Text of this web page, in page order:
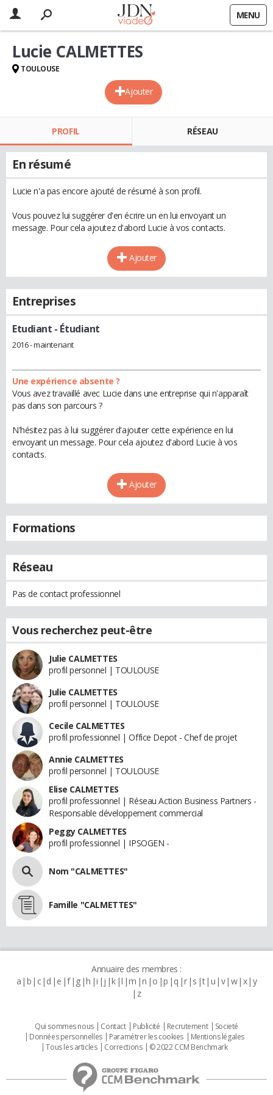
MENU
Ajouter
Lucie CALMETTES
TOULOUSE
PROFIL RÉSEAU
En résumé
Lucie n'a pas encore ajouté de résumé à son profil.
Vous pouvez lui suggérer d'en écrire un en lui envoyant un
message. Pour cela ajoutez d'abord Lucie à vos contacts.
Ajouter
Entreprises
Etudiant - Étudiant
2016 - maintenant
Une expérience absente ?
Vous avez travaillé avec Lucie dans une entreprise qui n'apparaît
pas dans son parcours ?
N'hésitez pas à lui suggérer d'ajouter cette expérience en lui
envoyant un message. Pour cela ajoutez d'abord Lucie à vos
contacts.
Ajouter
Formations
Réseau
Pas de contact professionnel
Vous recherchez peut-être
Julie CALMETTES
profil personnel | TOULOUSE
Julie CALMETTES
profil personnel | TOULOUSE
Cecile CALMETTES
profil professionnel | Office Depot - Chef de projet
Annie CALMETTES
profil personnel | TOULOUSE
Elise CALMETTES
profil professionnel | Réseau Action Business Partners -
Responsable développement commercial
Peggy CALMETTES
profil professionnel | IPSOGEN -
Nom "CALMETTES"
Famille "CALMETTES"
Annuaire des membres :
a b c d e f g h i j k l m n o p q r s t u v w x y
z
Qui sommes nous Contact Publicité Recrutement
Societé
Données personnelles
Paramétrer les cookies
Mentions légales
Tous les articles
Corrections © 2022 CCM Benchmark